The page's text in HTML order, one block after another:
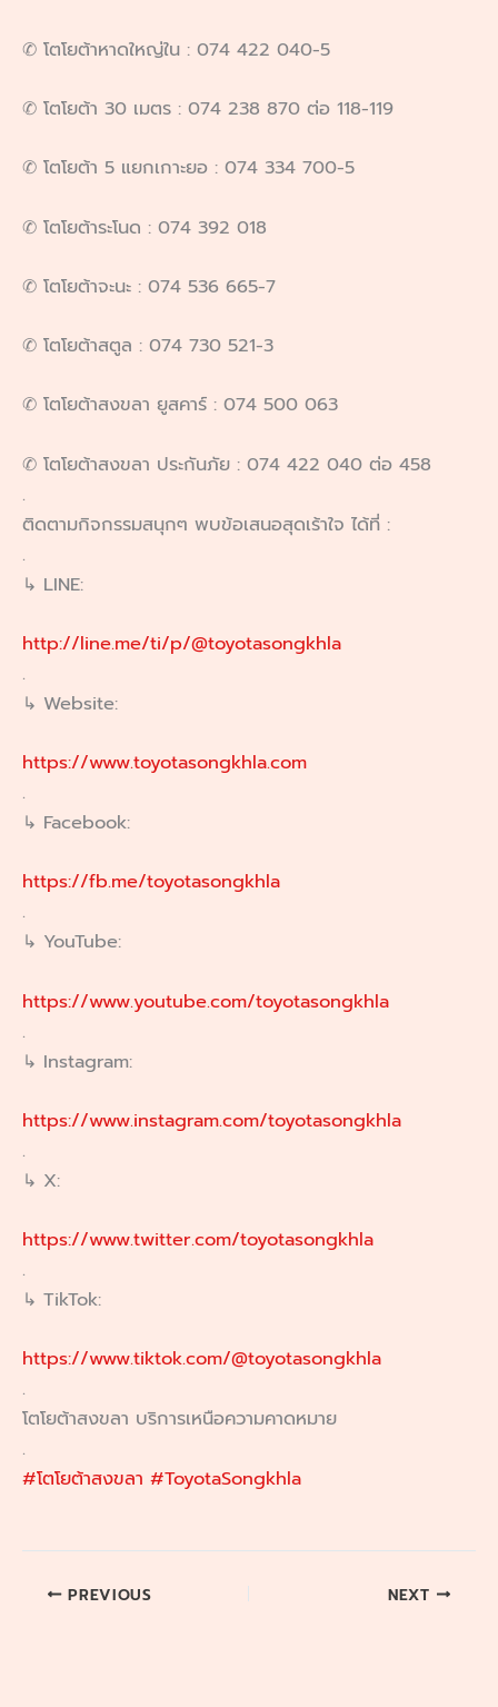
✆ โตโยต้าหาดใหญ่ใน : 074 422 040-5
✆ โตโยต้า 30 เมตร : 074 238 870 ต่อ 118-119
✆ โตโยต้า 5 แยกเกาะยอ : 074 334 700-5
✆ โตโยต้าระโนด : 074 392 018
✆ โตโยต้าจะนะ : 074 536 665-7
✆ โตโยต้าสตูล : 074 730 521-3
✆ โตโยต้าสงขลา ยูสคาร์ : 074 500 063
✆ โตโยต้าสงขลา ประกันภัย : 074 422 040 ต่อ 458
.
ติดตามกิจกรรมสนุกๆ พบข้อเสนอสุดเร้าใจ ได้ที่ :
.
↳ LINE:
http://line.me/ti/p/@toyotasongkhla
.
↳ Website:
https://www.toyotasongkhla.com
.
↳ Facebook:
https://fb.me/toyotasongkhla
.
↳ YouTube:
https://www.youtube.com/toyotasongkhla
.
↳ Instagram:
https://www.instagram.com/toyotasongkhla
.
↳ X:
https://www.twitter.com/toyotasongkhla
.
↳ TikTok:
https://www.tiktok.com/@toyotasongkhla
.
โตโยต้าสงขลา บริการเหนือความคาดหมาย
.
#โตโยต้าสงขลา #ToyotaSongkhla
PREVIOUS NEXT